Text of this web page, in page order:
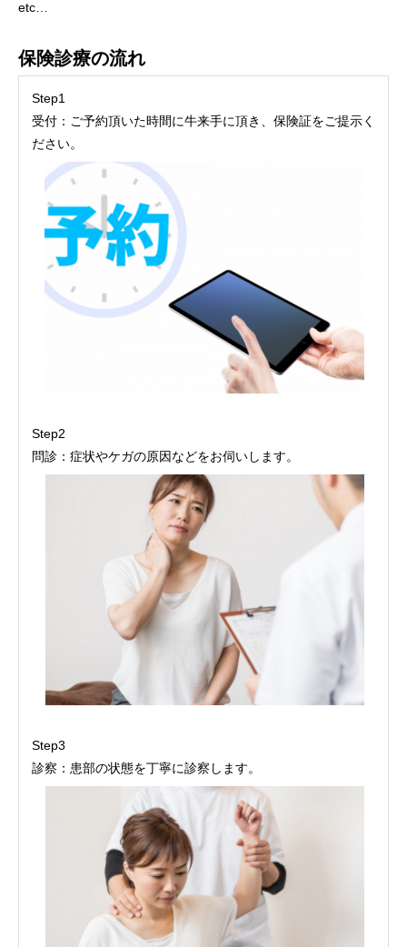
etc…
保険診療の流れ
Step1
受付：ご予約頂いた時間に牛来手に頂き、保険証をご提示く
ださい。
Step2
問診：症状やケガの原因などをお伺いします。
Step3
診察：患部の状態を丁寧に診察します。